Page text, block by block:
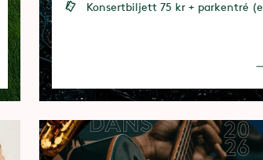
Konsertbiljett 75 kr + parkentré (entrébiljett eller årspass behövs)